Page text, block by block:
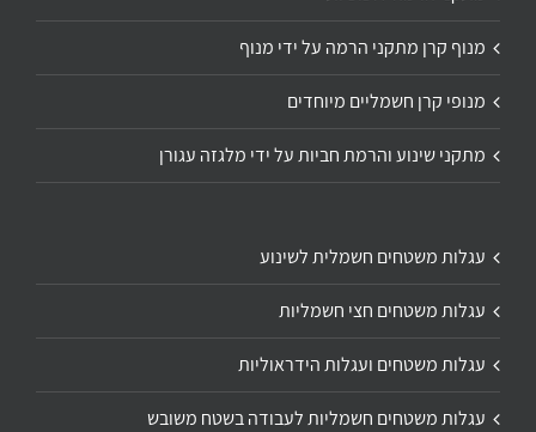
מנוף קרן מתקני הרמה על ידי מנוף
מנופי קרן חשמליים מיוחדים
מתקני שינוע והרמת חביות על ידי מלגזה עגורן
עגלות משטחים חשמלית לשינוע
עגלות משטחים חצי חשמליות
עגלות משטחים ועגלות הידראוליות
עגלות משטחים חשמליות לעבודה בשטח משובש